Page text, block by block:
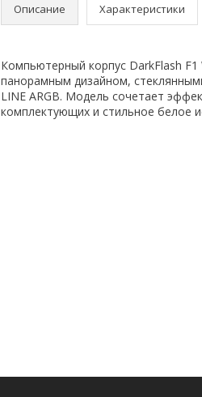
Описание Характеристики
Компьютерный корпус DarkFlash
панорамным дизайном,
LINE ARGB. Модель сочетает
комплектующих и стильное белое